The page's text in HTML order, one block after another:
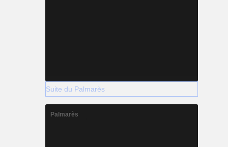
Suite du Palmarès
Palmarès